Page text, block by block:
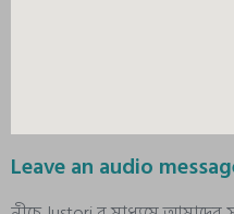
Leave an audio